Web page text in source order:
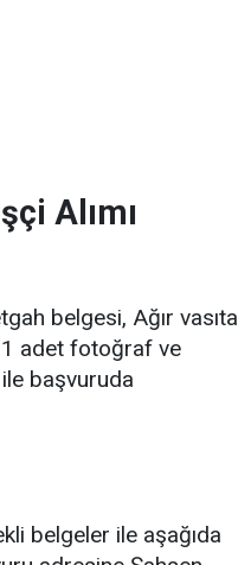
Alımı
belgesi, Ağır vasıta
1 adet fotoğraf ve
başvuruda
belgeler ile aşağıda